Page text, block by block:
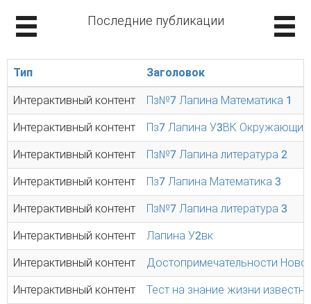
Последние публикации
Тип Заголовок
Интерактивный контент Пз№7 Лапина Математика 1
Интерактивный контент Пз7 Лапина У3ВК Окружающий
Интерактивный контент Пз№7 Лапина литература 2
Интерактивный контент Пз7 Лапина Математика 3
Интерактивный контент Пз№7 Лапина литература 3
Интерактивный контент Лапина У2вк
Интерактивный контент Достопримечательности
Интерактивный контент Тест на знание жизни